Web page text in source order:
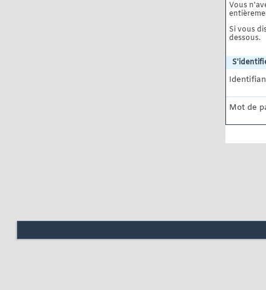
Vous
Si vous
dessous.
Mot de